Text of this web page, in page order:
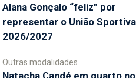
Alana Gonçalo “feliz” por
representar o União
2026/2027
Outras modalidades
Natacha Candé em quarto no